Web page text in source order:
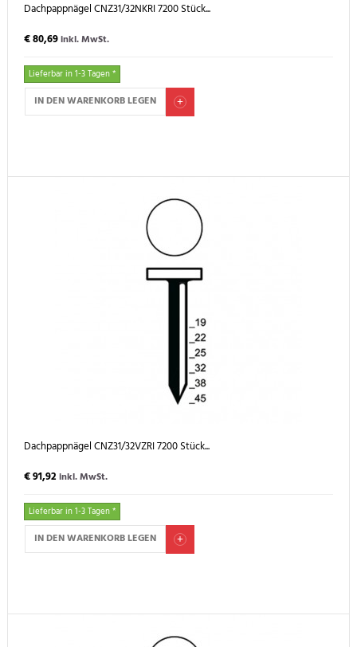
Dachpappnägel CNZ31/32NKRI 7200 Stück...
€ 80,69inkl. MwSt.
Lieferbar in 1-3 Tagen *
IN DEN WARENKORB LEGEN
Dachpappnägel CNZ31/32VZRI 7200 Stück...
€ 91,92 inkl. MwSt.
Lieferbar in 1-3 Tagen *
IN DEN WARENKORB LEGEN